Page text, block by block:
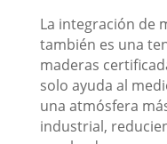
La integración de
también es una
maderas
solo ayuda al
una atmósfera
industrial,